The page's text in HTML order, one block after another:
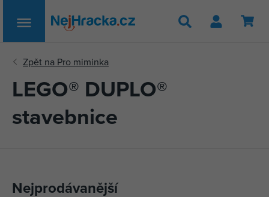
Hledat
LEGO® DUPLO®
stavebnice
Nejprodávanější